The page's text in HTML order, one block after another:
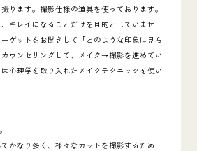
ります。撮影仕様の道具を使っております。
、キレイになることだけを目的としていませ
ゲットをお聞きして「どのような印象に見ら
ウンセリングして、メイク→撮影を進めてい
心理学を取り入れたメイクテクニックを使い
かなり多く、様々なカットを撮影するため